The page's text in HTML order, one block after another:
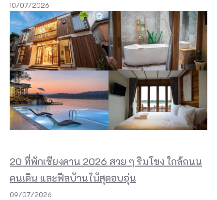
10/07/2026
20 ที่พักเชียงคาน 2026 สวย ๆ ริมโขง ใกล้ถนน
คนเดิน และฟีลบ้านไม้สุดอบอุ่น
09/07/2026